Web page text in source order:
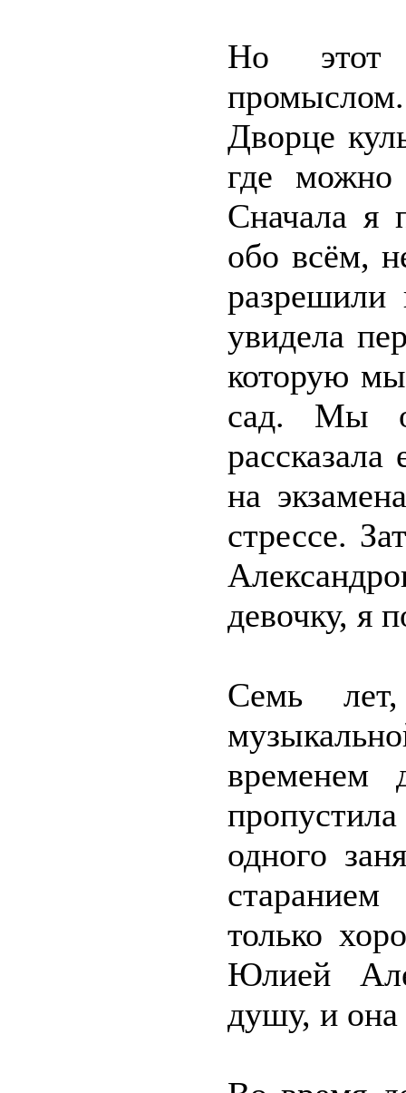
Но этот
Дворце
где можно
Сначала я
обо всём,
разрешили
увидела
которую мы
сад. Мы
рассказала
на
стрессе.
девочку, я
Семь
одного
только
Юлией
душу, и она